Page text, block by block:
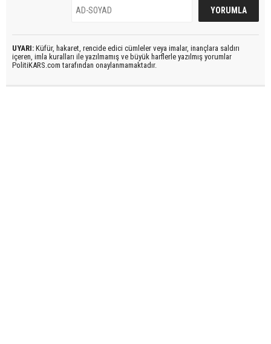
UYARI: Küfür, hakaret, rencide edici cümleler veya imalar, inançlara saldırı
içeren, imla kuralları ile yazılmamış ve büyük harflerle yazılmış yorumlar
PolitiKARS.com tarafından onaylanmamaktadır.